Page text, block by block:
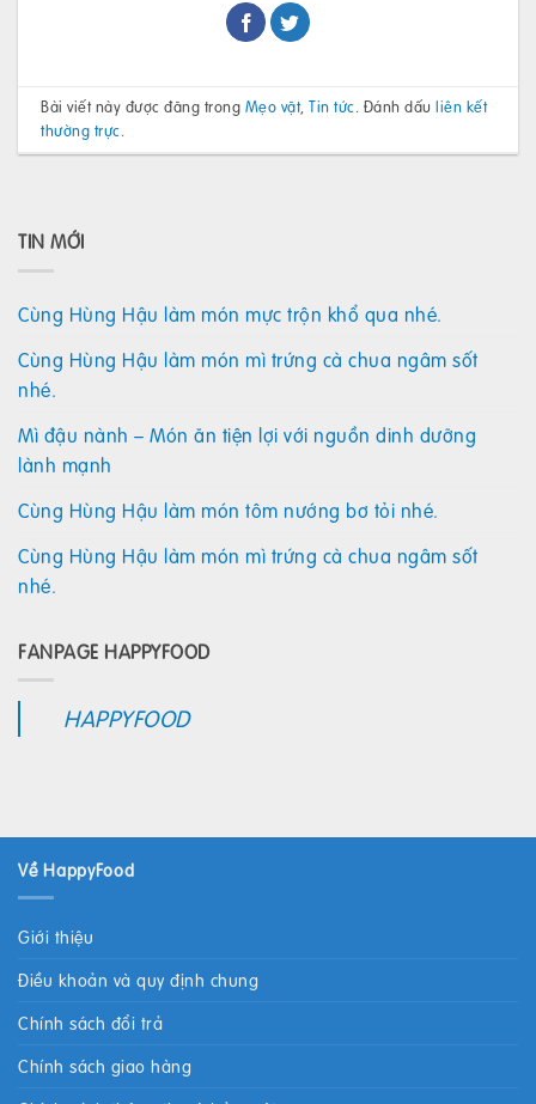
Bài viết này được đăng trong Mẹo vặt,Tin tức. Đánh dấuliên kết
thường trực.
TIN MỚI
Cùng Hùng Hậu làm món mực trộn khổ qua nhé.
Cùng Hùng Hậu làm món mì trứng cà chua ngâm sốt
nhé.
Mì đậu nành – Món ăn tiện lợi với nguồn dinh dưỡng
lành mạnh
Cùng Hùng Hậu làm món tôm nướng bơ tỏi nhé.
Cùng Hùng Hậu làm món mì trứng cà chua ngâm sốt
nhé.
FANPAGE HAPPYFOOD
HAPPYFOOD
Về HappyFood
Giới thiệu
Điều khoản và quy định chung
Chính sách đổi trả
Chính sách giao hàng